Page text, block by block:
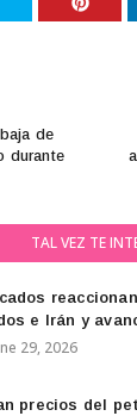
de
durante
TAL VEZ TE
e Irán y
29, 2026
precios del